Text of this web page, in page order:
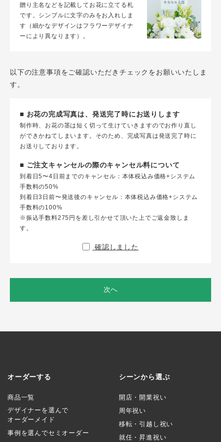
贈り主名などを記載してお花に立てる札
です。シンプルに文字のみをお入れしま
す（細かなデザインはフラワーデザイナ
ーにより異なります）。
以下の注意事項をご確認いただきチェックをお願いいたしま
す。
■ お花の完成写真は、発送完了時にお送りします
制作時、お花の茎は短く切って生けていきますのでお作り直し
ができかねてしまいます。そのため、完成写真は発送完了時に
お送りしております。
■ ご注文キャンセルの際のキャンセル料について
到着日5〜4日前までのキャンセル：本体税込み価格+システム
手数料の50%
到着日3日前〜発送後のキャンセル：本体税込み価格+システム
手数料の100%
※振込手数料275円を差し引かせて頂いた上でご返金致しま
す。
確認しました
次へ
オーダーする
商品一覧
デザイナーを選んで
オーダーメイド
事例を選んでセミオーダー
シーンから選ぶ
開店・開業祝い
周年祝い
移転・引越し祝い
就任・昇進祝い